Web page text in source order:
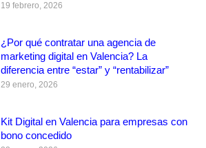
19 febrero, 2026
¿Por qué contratar una agencia de
marketing digital en Valencia? La
diferencia entre “estar” y “rentabilizar”
29 enero, 2026
Kit Digital en Valencia para empresas con
bono concedido